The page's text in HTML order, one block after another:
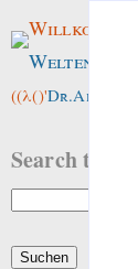
Willkommen
Weltenwald
((λ()'Dr.ArneBab
Search this